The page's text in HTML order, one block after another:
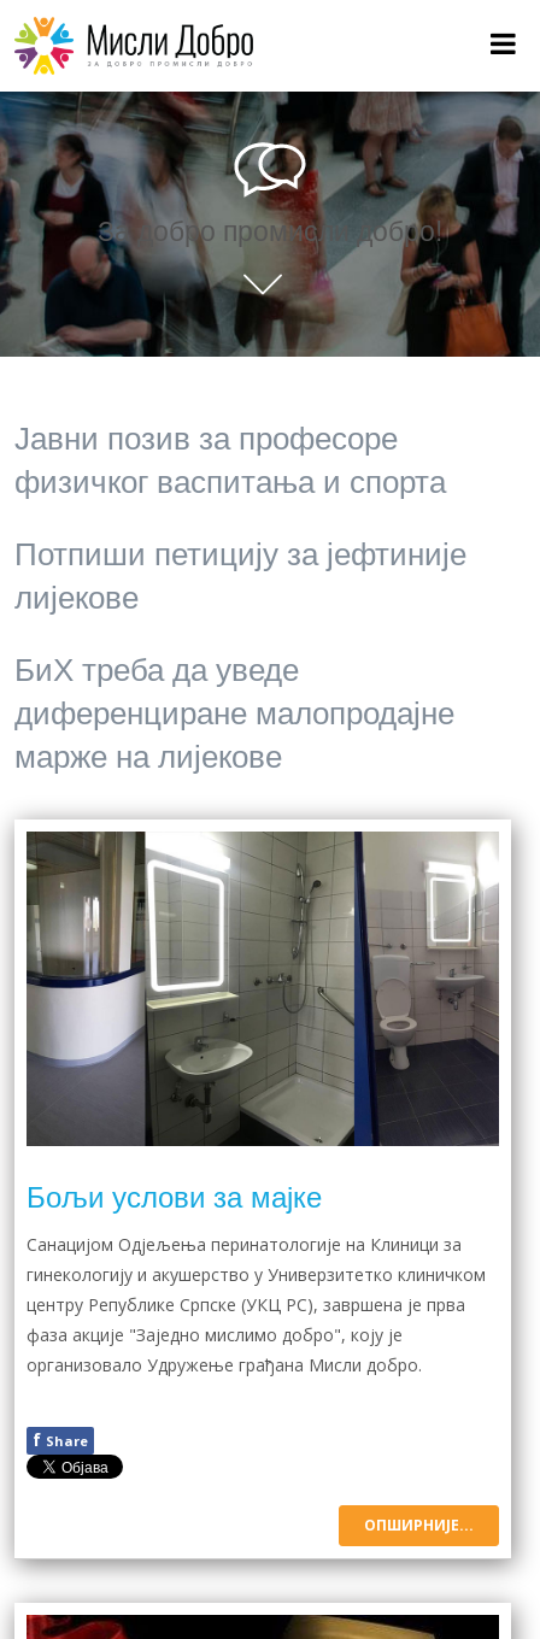
За добро промисли добро!
Јавни позив за професоре
физичког васпитања и спорта
Потпиши петицију за јефтиније
лијекове
БиХ треба да уведе
диференциране малопродајне
марже на лијекове
Бољи услови за мајке
Санацијом Одјељења перинатологије на Клиници за
гинекологију и акушерство у Универзитетко клиничком
центру Републике Српске (УКЦ РС), завршена је прва
фаза акције "Заједно мислимо добро", коју је
организовало Удружење грађана Мисли добро.
f Share
ОПШИРНИЈЕ...